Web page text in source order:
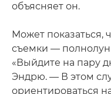
объясняет он.
Может показаться,
съемки —
«Выйдите на пару
Эндрю. — В этом
ориентироваться